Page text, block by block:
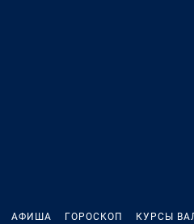
АФИША ГОРОСКОП КУРСЫ